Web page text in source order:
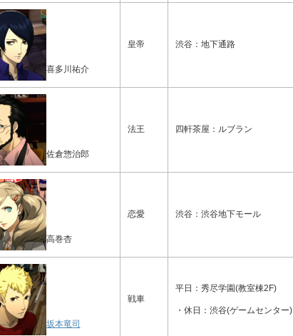
喜多川祐介
皇帝 渋谷：地下通路
佐倉惣治郎
法王 四軒茶屋：ルブラン
高巻杏
恋愛 渋谷：渋谷地下モール
坂本竜司
戦車
平日：秀尽学園(教室棟2F)
・休日：渋谷(ゲームセンター)